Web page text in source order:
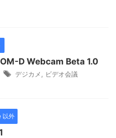
D Webcam Beta 1.0
デジカメ ビデオ会議
以外